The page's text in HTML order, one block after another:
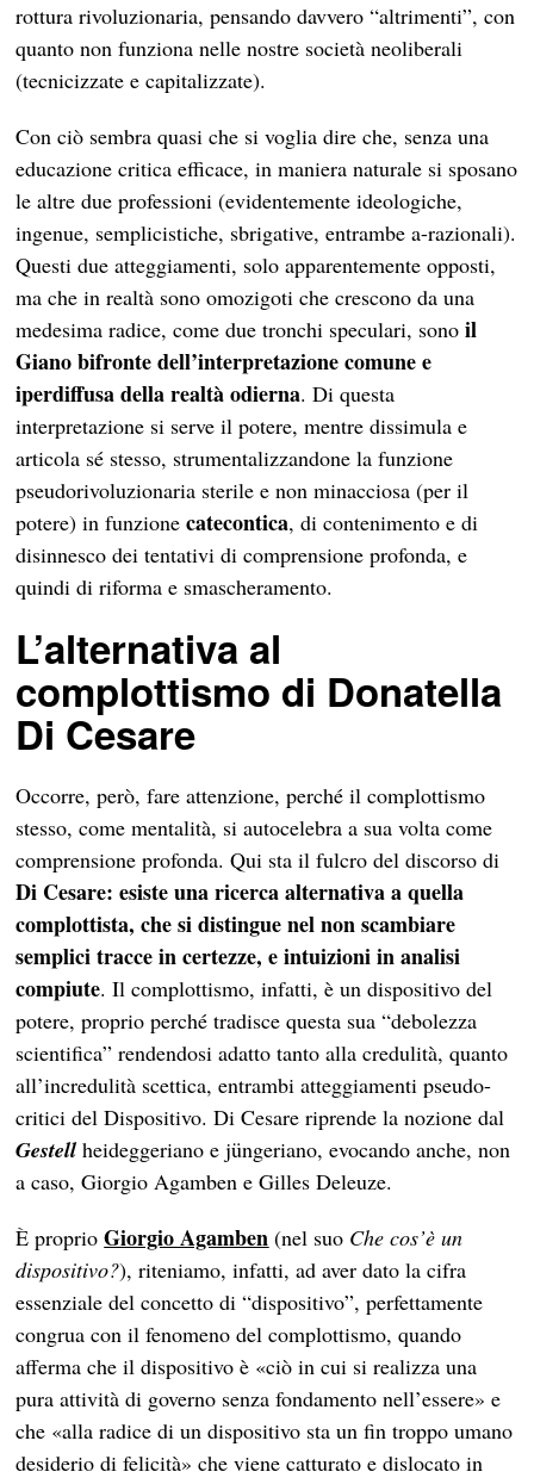
rottura rivoluzionaria, pensando davvero “altrimenti”, con
quanto non funziona nelle nostre società neoliberali
(tecnicizzate e capitalizzate).
Con ciò sembra quasi che si voglia dire che, senza una
educazione critica efficace, in maniera naturale si sposano
le altre due professioni (evidentemente ideologiche,
ingenue, semplicistiche, sbrigative, entrambe a-razionali).
Questi due atteggiamenti, solo apparentemente opposti,
ma che in realtà sono omozigoti che crescono da una
medesima radice, come due tronchi speculari, sonoil
Giano bifronte dell’interpretazione comune e
iperdiffusa della realtà odierna. Di questa
interpretazione si serve il potere, mentre dissimula e
articola sé stesso, strumentalizzandone la funzione
pseudorivoluzionaria sterile e non minacciosa (per il
potere) in funzionecatecontica, di contenimento e di
disinnesco dei tentativi di comprensione profonda, e
quindi di riforma e smascheramento.
L’alternativa al
complottismo di Donatella
Di Cesare
Occorre, però, fare attenzione, perché il complottismo
stesso, come mentalità, si autocelebra a sua volta come
comprensione profonda. Qui sta il fulcro del discorso di
Di Cesare: esiste una ricerca alternativa a quella
complottista, che si distingue nel non scambiare
semplici tracce in certezze, e intuizioni in analisi
compiute. Il complottismo, infatti, è un dispositivo del
potere, proprio perché tradisce questa sua “debolezza
scientifica” rendendosi adatto tanto alla credulità, quanto
all’incredulità scettica, entrambi atteggiamenti pseudo-
critici del Dispositivo. Di Cesare riprende la nozione dal
Gestell heideggeriano e jüngeriano, evocando anche, non
a caso, Giorgio Agamben e Gilles Deleuze.
È proprioGiorgio Agamben (nel suo Che cos’è un
dispositivo?), riteniamo, infatti, ad aver dato la cifra
essenziale del concetto di “dispositivo”, perfettamente
congrua con il fenomeno del complottismo, quando
afferma che il dispositivo è «ciò in cui si realizza una
pura attività di governo senza fondamento nell’essere» e
che «alla radice di un dispositivo sta un fin troppo umano
desiderio di felicità» che viene catturato e dislocato in